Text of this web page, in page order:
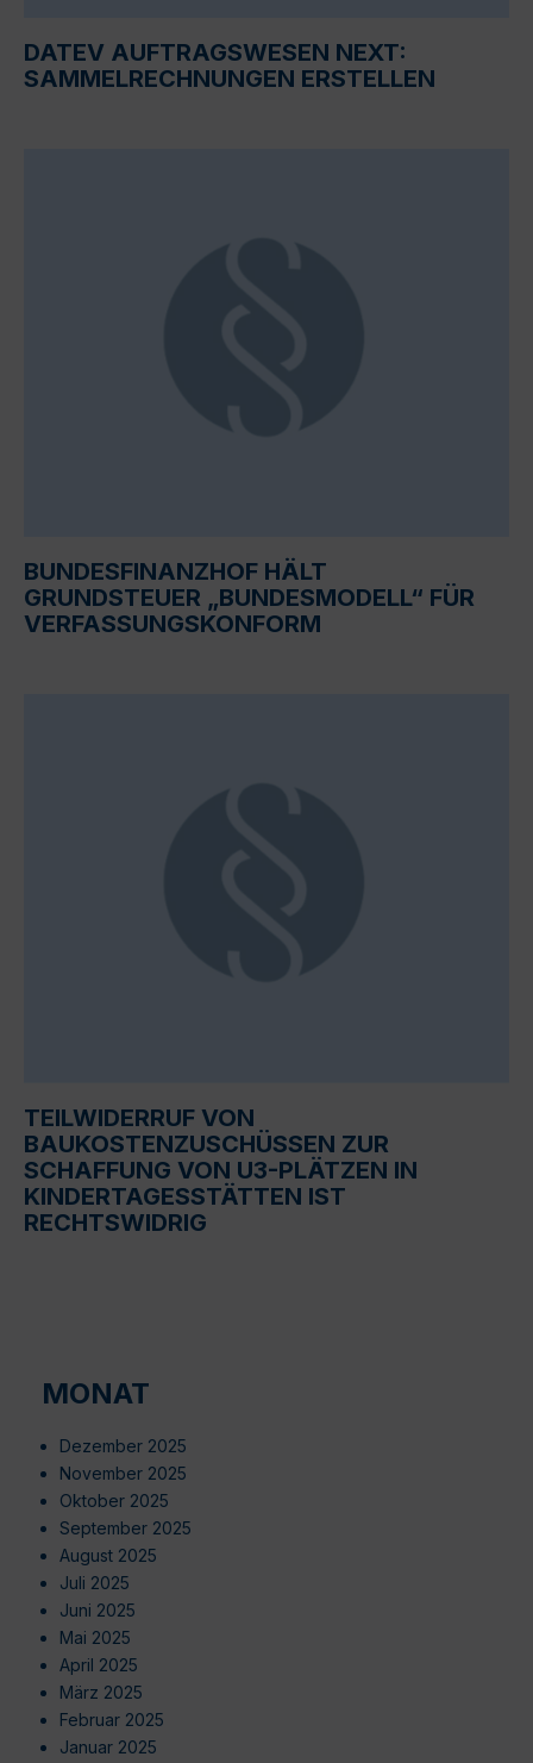
DATEV AUFTRAGSWESEN NEXT:
SAMMELRECHNUNGEN ERSTELLEN
BUNDESFINANZHOF HÄLT
GRUNDSTEUER „BUNDESMODELL“ FÜR
VERFASSUNGSKONFORM
TEILWIDERRUF VON
BAUKOSTENZUSCHÜSSEN ZUR
SCHAFFUNG VON U3-PLÄTZEN IN
KINDERTAGESSTÄTTEN IST
RECHTSWIDRIG
MONAT
Dezember 2025
November 2025
Oktober 2025
September 2025
August 2025
Juli 2025
Juni 2025
Mai 2025
April 2025
März 2025
Februar 2025
Januar 2025